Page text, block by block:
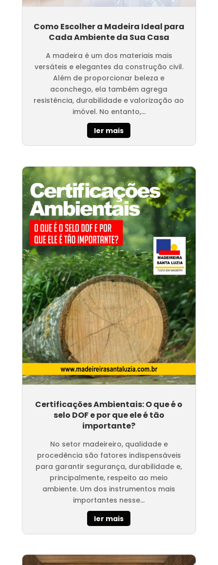
Como Escolher a Madeira Ideal para
Cada Ambiente da Sua Casa
A madeira é um dos materiais mais
versáteis e elegantes da construção civil.
Além de proporcionar beleza e
aconchego, ela também agrega
resistência, durabilidade e valorização ao
imóvel. No entanto,...
ler mais
Certificações Ambientais: O que é o
selo DOF e por que ele é tão
importante?
No setor madeireiro, qualidade e
procedência são fatores indispensáveis
para garantir segurança, durabilidade e,
principalmente, respeito ao meio
ambiente. Um dos instrumentos mais
importantes nesse...
ler mais